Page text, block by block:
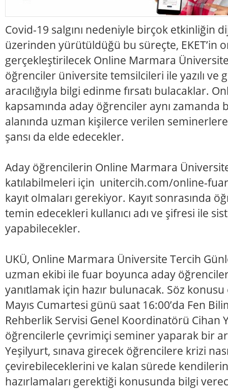
Covid-19 salgını nedeniyle birçok etkinliğin
üzerinden yürütüldüğü bu süreçte, EKET’in
gerçekleştirilecek Online Marmara
öğrenciler üniversite temsilcileri ile yazılı
aracılığıyla bilgi edinme fırsatı bulacaklar.
kapsamında aday öğrenciler aynı zamanda
alanında uzman kişilerce verilen
şansı da elde edecekler.
Aday öğrencilerin Online Marmara
katılabilmeleri için unitercih.com/online-
kayıt olmaları gerekiyor. Kayıt sonrasında
temin edecekleri kullanıcı adı ve şifresi ile
yapabilecekler.
UKÜ, Online Marmara Üniversite Tercih
uzman ekibi ile fuar boyunca aday
yanıtlamak için hazır bulunacak. Söz
Mayıs Cumartesi günü saat 16:00’da Fen
Rehberlik Servisi Genel Koordinatörü Cihan
öğrencilerle çevrimiçi seminer yaparak bir
Yeşilyurt, sınava girecek öğrencilere krizi
çevirebileceklerini ve kalan sürede kendilerini
hazırlamaları gerektiği konusunda bilgi